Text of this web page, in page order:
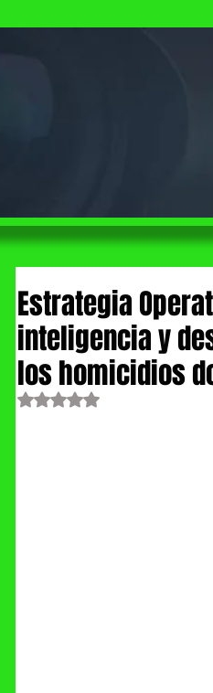
Estrategia
inteligencia y
los homicidios
Obtuvo NaN de 5 estrellas.